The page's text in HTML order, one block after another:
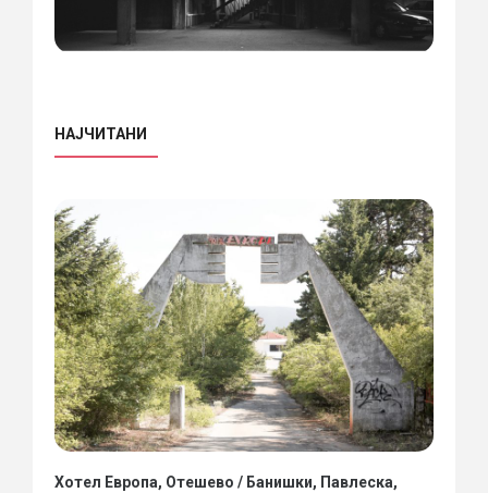
НАЈЧИТАНИ
Хотел Европа, Отешево / Банишки, Павлеска,